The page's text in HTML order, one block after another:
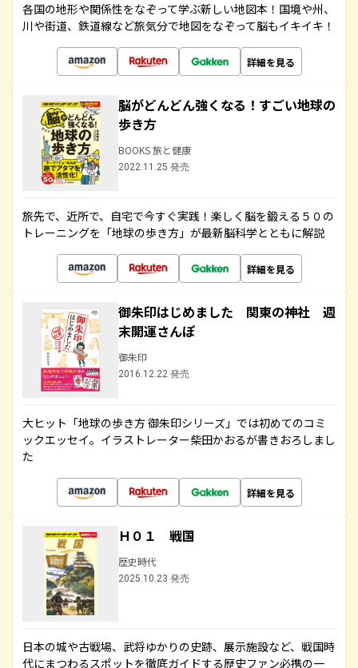
各国の地形や関係性をなぞって学ぶ新しい地図本！国境や州、
川や街道、鉄道線など旅気分で地図をなぞって脳もイキイキ！
詳細を見る
脳がどんどん強くなる！すごい地球の
歩き方
BOOKS 旅と健康
2022.11.25 発売
旅先で、近所で、自宅で今すぐ実践！楽しく脳を鍛える５０の
トレーニングを「地球の歩き方」が最新脳科学とともに解説
詳細を見る
御朱印はじめました 関東の神社 週
末開運さんぽ
御朱印
2016.12.22 発売
大ヒット「地球の歩き方 御朱印シリーズ」では初めてのコミ
ックエッセイ。イラストレーター柴田かおるが書きおろしまし
た
詳細を見る
Ｈ０１ 戦国
歴史時代
2025.10.23 発売
日本の城や古戦場、武将ゆかりの史跡、展示施設など、戦国時
代にまつわるスポットを徹底ガイドする歴史ファン必携の一